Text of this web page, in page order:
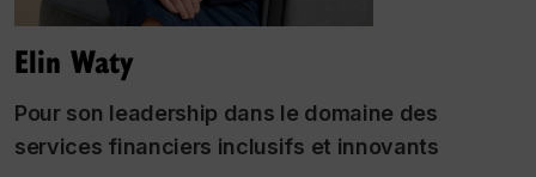
Elin Waty
Pour son leadership dans le domaine des
services financiers inclusifs et innovants